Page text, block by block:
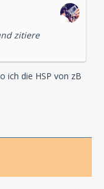
zitiere
ich die HSP von zB